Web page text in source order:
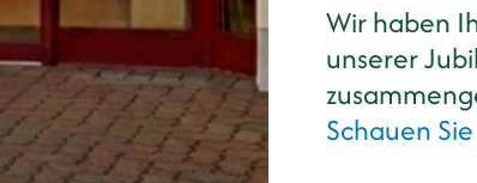
Wir haben
unserer
Schauen